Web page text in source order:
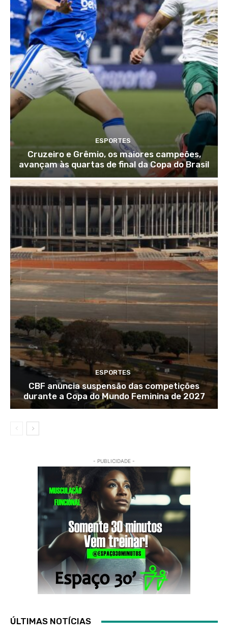
ESPORTES
Cruzeiro e Grêmio, os maiores campeões,
avançam às quartas de final da Copa do Brasil
ESPORTES
CBF anuncia suspensão das competições
durante a Copa do Mundo Feminina de 2027
- PUBLICIDADE -
ÚLTIMAS NOTÍCIAS